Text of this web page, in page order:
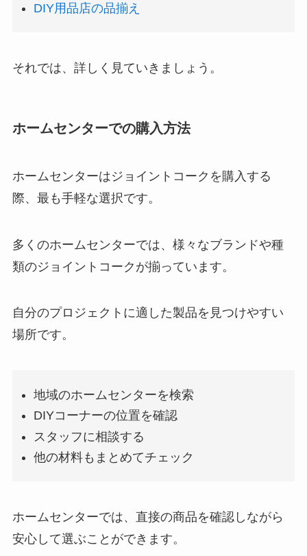
DIY用品店の品揃え
それでは、詳しく見ていきましょう。
ホームセンターでの購入方法
ホームセンターはジョイントコークを購入する
際、最も手軽な選択です。
多くのホームセンターでは、様々なブランドや種
類のジョイントコークが揃っています。
自分のプロジェクトに適した製品を見つけやすい
場所です。
地域のホームセンターを検索
DIYコーナーの位置を確認
スタッフに相談する
他の材料もまとめてチェック
ホームセンターでは、直接の商品を確認しながら
安心して選ぶことができます。